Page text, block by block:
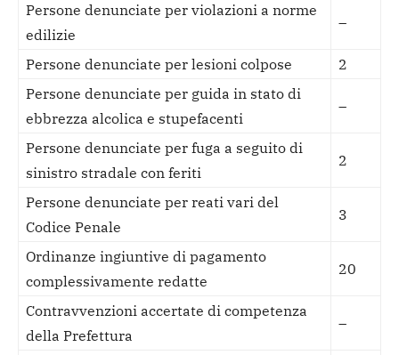
Persone denunciate per violazioni a norme
edilizie
–
Persone denunciate per lesioni colpose
2
Persone denunciate per guida in stato di
ebbrezza alcolica e stupefacenti
–
Persone denunciate per fuga a seguito di
sinistro stradale con feriti
2
Persone denunciate per reati vari del
Codice Penale
3
Ordinanze ingiuntive di pagamento
complessivamente redatte
20
Contravvenzioni accertate di competenza
della Prefettura
–